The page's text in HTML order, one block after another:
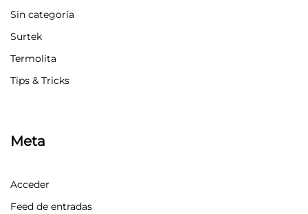
Sin categoría
Surtek
Termolita
Tips & Tricks
Meta
Acceder
Feed de entradas